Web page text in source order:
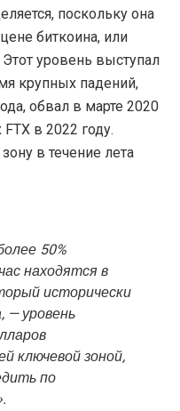
поскольку она
биткоина, или
уровень выступал
крупных падений,
обвал в марте 2020
в 2022 году.
в течение лета
50%
находятся в
исторически
— уровень
ключевой зоной,
по